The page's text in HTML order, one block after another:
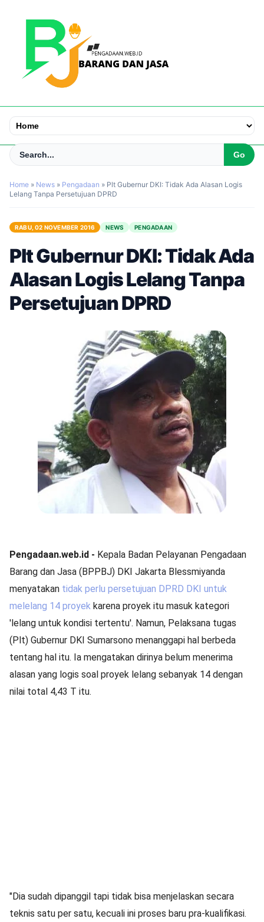
Home » News » Pengadaan » Plt Gubernur DKI: Tidak Ada Alasan Logis
Lelang Tanpa Persetujuan DPRD
RABU, 02 NOVEMBER 2016 NEWS PENGADAAN
Plt Gubernur DKI: Tidak Ada
Alasan Logis Lelang Tanpa
Persetujuan DPRD
Pengadaan.web.id - Kepala Badan Pelayanan Pengadaan
Barang dan Jasa (BPPBJ) DKI Jakarta Blessmiyanda
menyatakan tidak perlu persetujuan DPRD DKI untuk
melelang 14 proyek karena proyek itu masuk kategori
'lelang untuk kondisi tertentu'. Namun, Pelaksana tugas
(Plt) Gubernur DKI Sumarsono menanggapi hal berbeda
tentang hal itu. Ia mengatakan dirinya belum menerima
alasan yang logis soal proyek lelang sebanyak 14 dengan
nilai total 4,43 T itu.
"Dia sudah dipanggil tapi tidak bisa menjelaskan secara
teknis satu per satu, kecuali ini proses baru pra-kualifikasi.